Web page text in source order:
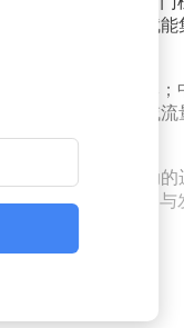
跑服务缺失，AI赋
效降低试错成本
系。对于依赖公域
壁垒、构建AI驱动
量结构、运营能力